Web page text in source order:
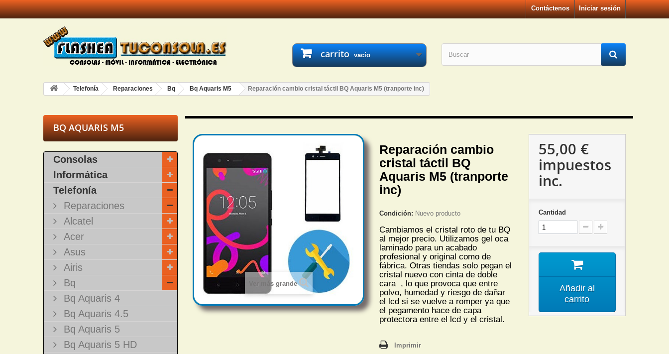
Iniciar sesión
Contáctenos
carrito vacío
Telefonía Reparaciones Bq Bq Aquaris M5 Reparación cambio cristal táctil BQ Aquaris M5 (tranporte inc)
BQ AQUARIS M5
Consolas
Informática
Telefonía
Reparaciones
Alcatel
Acer
Asus
Airis
Bq
Bq Aquaris 4
Bq Aquaris 4.5
Bq Aquaris 5
Bq Aquaris 5 HD
Ver más grande
Reparación cambio
cristal táctil BQ
Aquaris M5 (tranporte
inc)
Condición: Nuevo producto
Cambiamos el cristal roto de tu BQ
al mejor precio. Utilizamos gel oca
laminado para un acabado
profesional y original como de
fábrica. Otras tiendas solo pegan el
cristal nuevo con cinta de doble
cara , lo que provoca que entre
polvo, humedad y riesgo de dañar
el lcd si se vuelve a romper ya que
el pegamento hace de capa
protectora entre el lcd y el cristal.
Imprimir
55,00 €
impuestos
inc.
Cantidad
Añadir al
carrito